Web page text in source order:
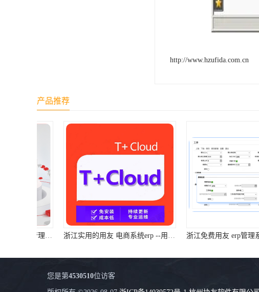
http://www.hzufida.com.cn
产品推荐
浙江实用的用友 电商系统erp --用友浙江服务
您是第4530510位访客